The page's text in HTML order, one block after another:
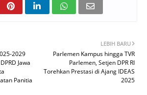
LEBIH BARU
Parlemen Kampus hingga TVR
Parlemen, Setjen DPR RI
Torehkan Prestasi di Ajang IDEAS
2025
2029
Jawa
Panitia